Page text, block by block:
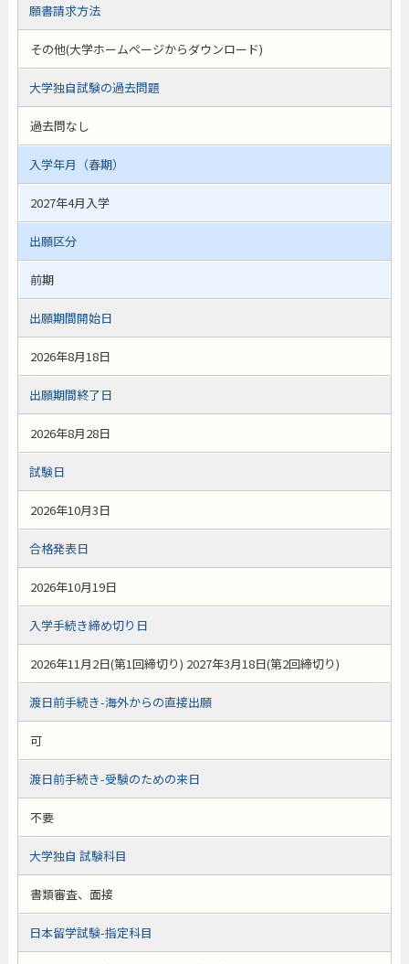
願書請求方法
その他(大学ホームページからダウンロード)
大学独自試験の過去問題
過去問なし
入学年月（春期）
2027年4月入学
出願区分
前期
出願期間開始日
2026年8月18日
出願期間終了日
2026年8月28日
試験日
2026年10月3日
合格発表日
2026年10月19日
入学手続き締め切り日
2026年11月2日(第1回締切り) 2027年3月18日(第2回締切り)
渡日前手続き-海外からの直接出願
可
渡日前手続き-受験のための来日
不要
大学独自 試験科目
書類審査、面接
日本留学試験-指定科目